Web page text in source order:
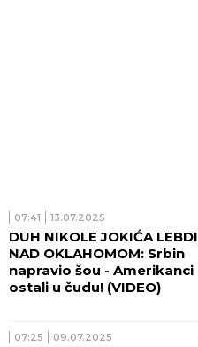
07:41 13.07.2025
DUH NIKOLE JOKIĆA LEBDI
NAD OKLAHOMOM: Srbin
napravio šou - Amerikanci
ostali u čudu! (VIDEO)
07:25 09.07.2025